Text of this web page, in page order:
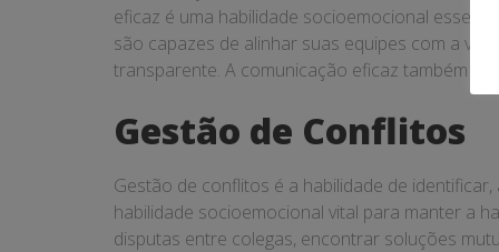
eficaz é uma habilidade socioemocional
são capazes de alinhar suas equipes com a
transparente. A comunicação eficaz também
Gestão de Conflitos
Gestão de conflitos é a habilidade de
habilidade socioemocional vital para manter a
disputas entre colegas, encontrar soluções